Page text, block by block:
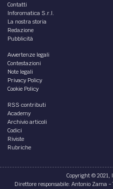
Contatti
Inforomatica S.r.l.
La nostra storia
Redazione
Pubblicità
Avvertenze legali
Contestazioni
Note legali
Privacy Policy
Cookie Policy
RSS contributi
Academy
Archivio articoli
Codici
Riviste
Rubriche
Copyright © 2021,
Direttore responsabile: Antonio Zama